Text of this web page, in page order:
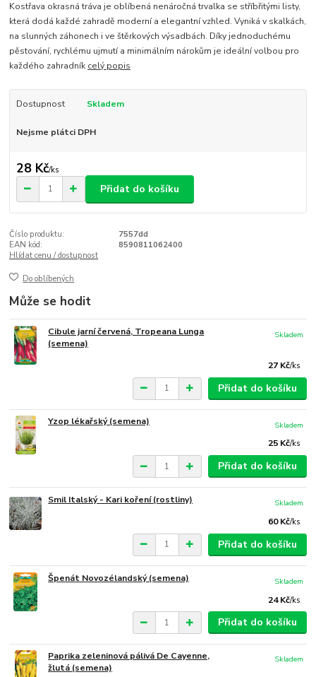
Kostřava okrasná tráva je oblíbená nenáročná trvalka se stříbřitými listy,
která dodá každé zahradě moderní a elegantní vzhled. Vyniká v skalkách,
na slunných záhonech i ve štěrkových výsadbách. Díky jednoduchému
pěstování, rychlému ujmutí a minimálním nárokům je ideální volbou pro
každého zahradník celý popis
Dostupnost Skladem
Nejsme plátci DPH
28 Kč/ks
Přidat do košíku
Číslo produktu:
7557dd
EAN kód:
8590811062400
Hlídat cenu / dostupnost
Do oblíbených
Může se hodit
Cibule jarní červená, Tropeana Lunga
(semena)
27 Kč/ks
Skladem
Přidat do košíku
Yzop lékařský (semena)
25 Kč/ks
Skladem
Přidat do košíku
Smil Italský - Kari koření (rostliny)
60 Kč/ks
Skladem
Přidat do košíku
Špenát Novozélandský (semena)
24 Kč/ks
Skladem
Přidat do košíku
Paprika zeleninová pálivá De Cayenne,
žlutá (semena)
Skladem